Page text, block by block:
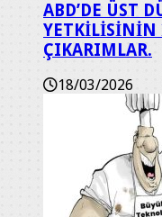
ABD’DE ÜST
YETKİLİSİNİN
ÇIKARIMLAR.
18/03/2026